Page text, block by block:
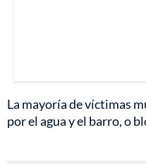
La mayoría de víctimas
por el agua y el barro, o